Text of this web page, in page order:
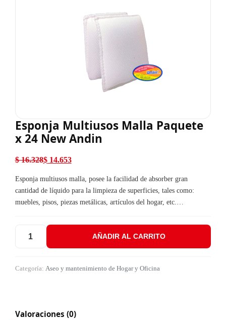
Esponja Multiusos Malla Paquete
x 24 New Andin
$16.328
El precio original era: $ 16.328.
$14.653
El precio actual es: $ 14.653.
Esponja multiusos malla, posee la facilidad de absorber gran
cantidad de líquido para la limpieza de superficies, tales como:
muebles, pisos, piezas metálicas, artículos del hogar, etc.…
Esponja Multiusos Malla Paquete x 24 New Andin cantidad
AÑADIR AL CARRITO
Categoría: Aseo y mantenimiento de Hogar y Oficina
Valoraciones (0)